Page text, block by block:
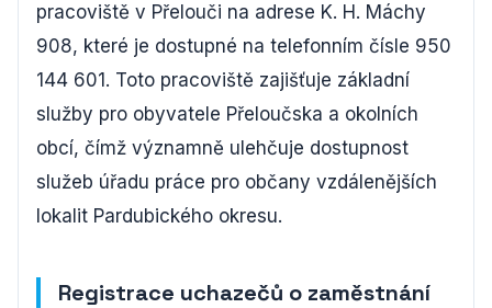
pracoviště v Přelouči na adrese K. H. Máchy
908, které je dostupné na telefonním čísle 950
144 601. Toto pracoviště zajišťuje základní
služby pro obyvatele Přeloučska a okolních
obcí, čímž významně ulehčuje dostupnost
služeb úřadu práce pro občany vzdálenějších
lokalit Pardubického okresu.
Registrace uchazečů o zaměstnání